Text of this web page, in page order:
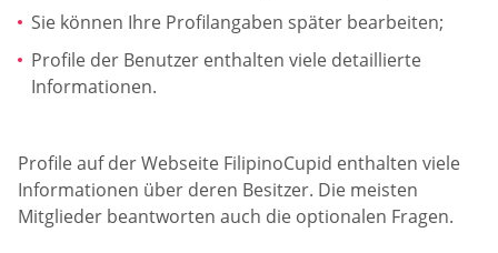
Sie können Ihre Profilangaben später bearbeiten;
Profile der Benutzer enthalten viele detaillierte
Informationen.
Profile auf der Webseite FilipinoCupid enthalten viele
Informationen über deren Besitzer. Die meisten
Mitglieder beantworten auch die optionalen Fragen.